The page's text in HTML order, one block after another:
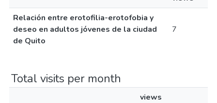
Relación entre erotofilia-erotofobia y
deseo en adultos jóvenes de la ciudad
de Quito
7
Total visits per month
views